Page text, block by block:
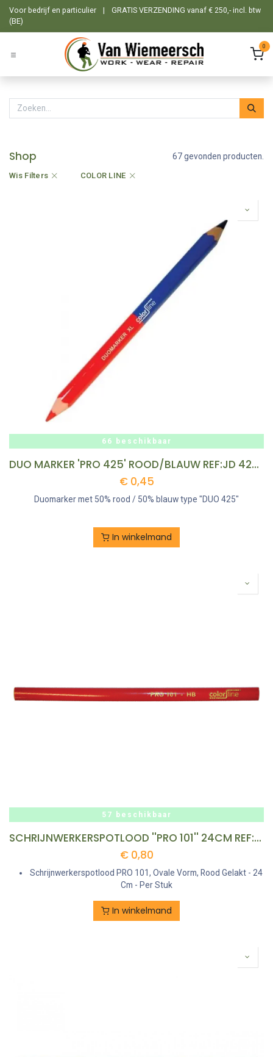
Overslaan naar inhoud
Voor bedrijf en particulier |
GRATIS VERZENDING vanaf € 250,- incl. btw
(BE)
0
Shop 67 gevonden producten.
Wis Filters COLOR LINE
66 beschikbaar
DUO MARKER 'PRO 425' ROOD/BLAUW REF:JD 425117 COLOR LINE
€ 0,45
Duomarker met 50% rood / 50% blauw type "DUO 425"
In winkelmand
57 beschikbaar
SCHRIJNWERKERSPOTLOOD ''PRO 101'' 24CM REF:JD 101824 COLOR LINE
€ 0,80
Schrijnwerkerspotlood PRO 101, Ovale Vorm, Rood Gelakt - 24
Cm - Per Stuk
In winkelmand